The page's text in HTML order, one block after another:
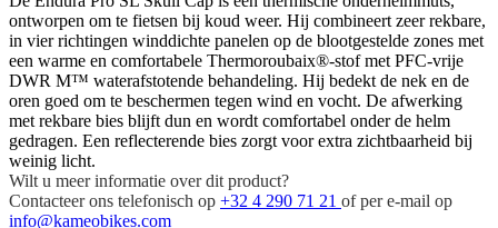
ontworpen om te fietsen bij koud weer. Hij combineert zeer rekbare,
in vier richtingen winddichte panelen op de blootgestelde zones met
een warme en comfortabele Thermoroubaix®-stof met PFC-vrije
DWR M™ waterafstotende behandeling. Hij bedekt de nek en de
oren goed om te beschermen tegen wind en vocht. De afwerking
met rekbare bies blijft dun en wordt comfortabel onder de helm
gedragen. Een reflecterende bies zorgt voor extra zichtbaarheid bij
weinig licht.
Wilt u meer informatie over dit product?
Contacteer ons telefonisch op +32 4 290 71 21 of per e-mail op
info@kameobikes.com